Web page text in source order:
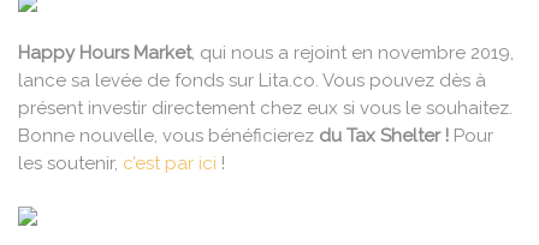
Happy Hours Market, qui nous a rejoint en novembre 2019,
lance sa levée de fonds sur Lita.co. Vous pouvez dès à
présent investir directement chez eux si vous le souhaitez.
Bonne nouvelle, vous bénéficierez du Tax Shelter ! Pour
les soutenir, c’est par ici !